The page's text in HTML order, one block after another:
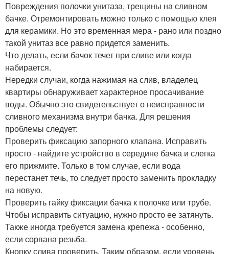
Повреждения полочки унитаза, трещины на сливном
бачке. Отремонтировать можно только с помощью клея
для керамики. Но это временная мера - рано или поздно
такой унитаз все равно придется заменить.
Что делать, если бачок течет при сливе или когда
набирается.
Нередки случаи, когда нажимая на слив, владелец
квартиры обнаруживает характерное просачивание
воды. Обычно это свидетельствует о неисправности
сливного механизма внутри бачка. Для решения
проблемы следует:
Проверить фиксацию запорного клапана. Исправить
просто - найдите устройство в середине бачка и слегка
его прижмите. Только в том случае, если вода
перестанет течь, то следует просто заменить прокладку
на новую.
Проверить гайку фиксации бачка к полочке или трубе.
Чтобы исправить ситуацию, нужно просто ее затянуть.
Также иногда требуется замена крепежа - особенно,
если сорвана резьба.
Кнопку слива проверить. Таким образом, если уровень